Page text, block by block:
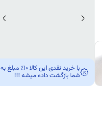
با خرید نقدی این کالا 10٪ مبلغ به
شما بازگشت داده میشه !!!